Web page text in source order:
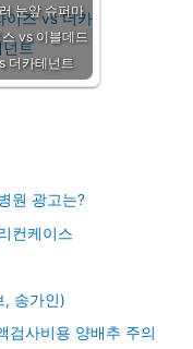
눈앞 슈퍼마
vs 이블데드
더카테넌트
원 광고는?
컨케이스
, 송가인)
검사비용 양배추 주의